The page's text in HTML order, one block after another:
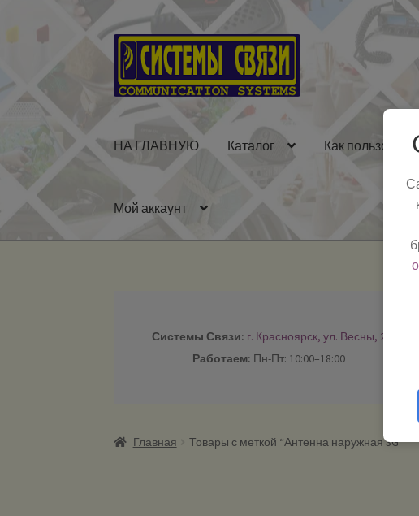
Перейти
к
навигации
Перейти
к
содержимому
НА ГЛАВНУЮ Каталог Как
Мой аккаунт
Системы Связи: г. Красноярск, ул. Весны, 2
Работаем: Пн-Пт: 10:00–18:00
Главная Товары с меткой “Антенна наружная 3G”